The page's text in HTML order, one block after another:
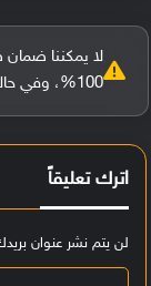
لا يمكننا
100%، وفي حالة وجود خطأ يُرجى
اترك تعليقاً
لن يتم نشر عنوان